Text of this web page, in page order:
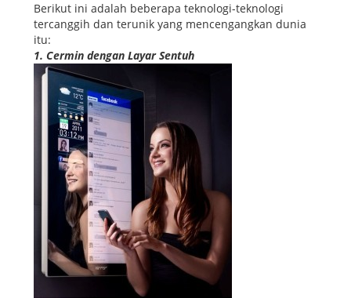
Berikut ini adalah beberapa teknologi-teknologi
tercanggih dan terunik yang mencengangkan dunia
itu:
1. Cermin dengan Layar Sentuh